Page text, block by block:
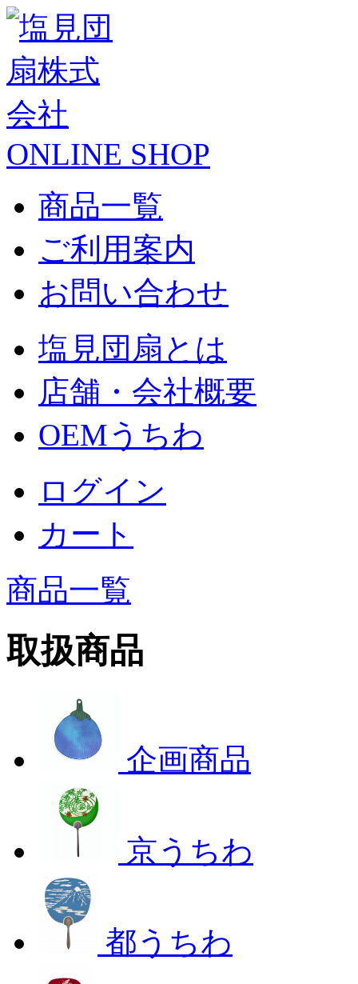
ONLINE SHOP
商品一覧
ご利用案内
お問い合わせ
塩見団扇とは
店舗・会社概要
OEMうちわ
ログイン
カート
商品一覧
取扱商品
企画商品
京うちわ
都うちわ